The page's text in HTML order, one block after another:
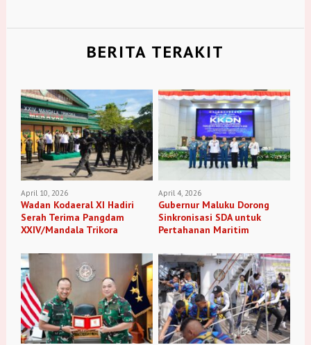
BERITA TERAKIT
April 10, 2026
Wadan Kodaeral XI Hadiri
Serah Terima Pangdam
XXIV/Mandala Trikora
April 4, 2026
Gubernur Maluku Dorong
Sinkronisasi SDA untuk
Pertahanan Maritim